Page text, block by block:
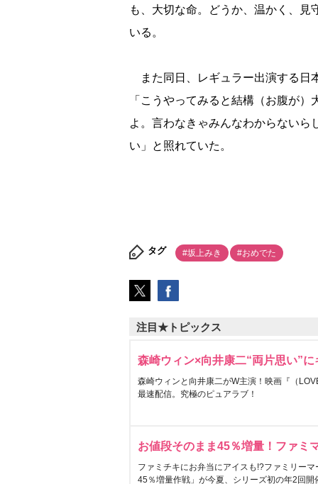
も、大切な命。どうか、温かく、
いる。
また同日、レギュラー出演する日
「こうやってみると結構（お腹が
よ。言わなきゃみんなわからないら
い」と照れていた。
タグ #坂上みき #おめでた
注目★トピックス
森崎ウィン×向井康二“両片思い”
森崎ウィンと向井康二がW主演！映画『（
最速配信。究極のピュアラブ！
お値段そのまま45％増量！ファミ
ファミチキにお弁当にアイスも!?ファミリー
45％増量作戦」が今夏、シリーズ初の年2回開